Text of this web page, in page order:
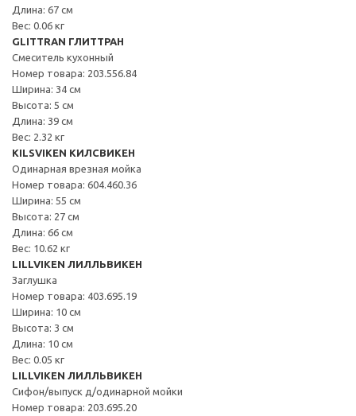
Длина: 67 см
Вес: 0.06 кг
GLITTRAN ГЛИТТРАН
Смеситель кухонный
Номер товара: 203.556.84
Ширина: 34 см
Высота: 5 см
Длина: 39 см
Вес: 2.32 кг
KILSVIKEN КИЛСВИКЕН
Одинарная врезная мойка
Номер товара: 604.460.36
Ширина: 55 см
Высота: 27 см
Длина: 66 см
Вес: 10.62 кг
LILLVIKEN ЛИЛЛЬВИКЕН
Заглушка
Номер товара: 403.695.19
Ширина: 10 см
Высота: 3 см
Длина: 10 см
Вес: 0.05 кг
LILLVIKEN ЛИЛЛЬВИКЕН
Сифон/выпуск д/одинарной мойки
Номер товара: 203.695.20